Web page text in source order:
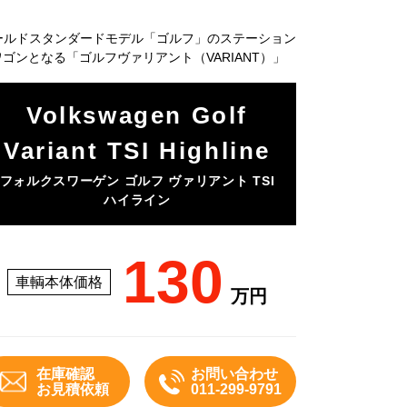
ルドスタンダードモデル「ゴルフ」のステーション
ンとなる「ゴルフヴァリアント（VARIANT）」
Volkswagen Golf
Variant TSI Highline
フォルクスワーゲン ゴルフ ヴァリアント TSI
ハイライン
車輌本体価格 130 万円
在庫確認
お見積依頼
お問い合わせ
011-299-9791